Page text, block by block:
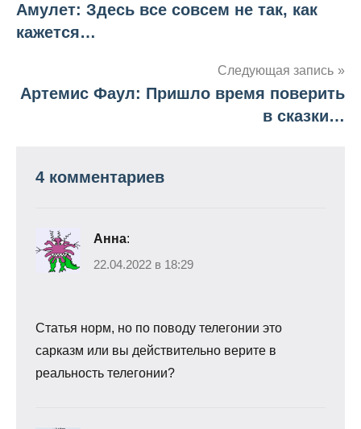
Навигация
по
Амулет: Здесь все совсем не так, как
кажется…
Следующая запись
Артемис Фаул: Пришло время поверить
в сказки…
4 комментариев
Анна:
22.04.2022 в 18:29
Статья норм, но по поводу телегонии это
сарказм или вы действительно верите в
реальность телегонии?